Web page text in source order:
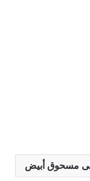
مسحوق أبيض